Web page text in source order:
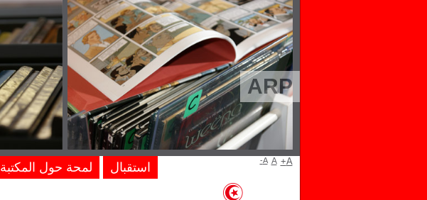
ARP
استقبال لمحة حول المكتبة A- A A+